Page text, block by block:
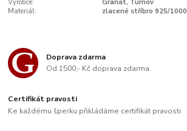
Výrobce:
Granát, Turnov
Materiál:
zlacené stříbro 925/1000
Doprava zdarma
Od 1500,- Kč doprava zdarma.
Certifikát pravosti
Ke každému šperku přikládáme certifikát pravosti.